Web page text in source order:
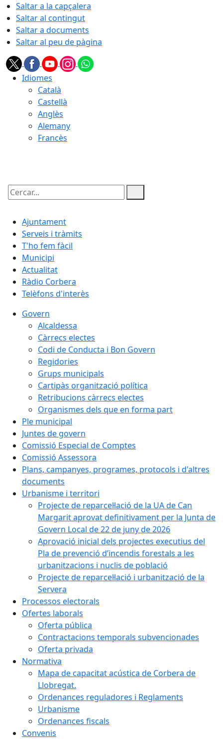
Saltar a la capçalera
Saltar al contingut
Saltar a documents
Saltar al peu de pàgina
Idiomes
Català
Castellà
Anglès
Alemany
Francès
Cercar:
Ajuntament
Serveis i tràmits
T'ho fem fàcil
Municipi
Actualitat
Ràdio Corbera
Telèfons d'interès
Govern
Alcaldessa
Càrrecs electes
Codi de Conducta i Bon Govern
Regidories
Grups municipals
Cartipàs organització política
Retribucions càrrecs electes
Organismes dels que en forma part
Ple municipal
Juntes de govern
Comissió Especial de Comptes
Comissió Assessora
Plans, campanyes, programes, protocols i d'altres
documents
Urbanisme i territori
Projecte de reparcel·lació de la UA de Can
Margarit aprovat definitivament per la Junta de
Govern Local de 22 de juny de 2026
Aprovació inicial dels projectes executius del
Pla de prevenció d’incendis forestals a les
urbanitzacions i nuclis de població
Projecte de reparcel·lació i urbanització de la
Servera
Processos electorals
Ofertes laborals
Oferta pública
Contractacions temporals subvencionades
Oferta privada
Normativa
Mapa de capacitat acústica de Corbera de
Llobregat.
Ordenances reguladores i Reglaments
Urbanisme
Ordenances fiscals
Convenis